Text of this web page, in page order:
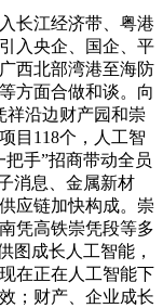
长江经济带、粤港
入央企、国企、平
西北部湾港至海防
方面合做和谈。向
祥沿边财产园和崇
目118个，人工智
手”招商带动全员
消息、金属新材
应链加快构成。崇
凭高铁崇凭段等多
图成长人工智能，
在正在人工智能下
；财产、企业成长